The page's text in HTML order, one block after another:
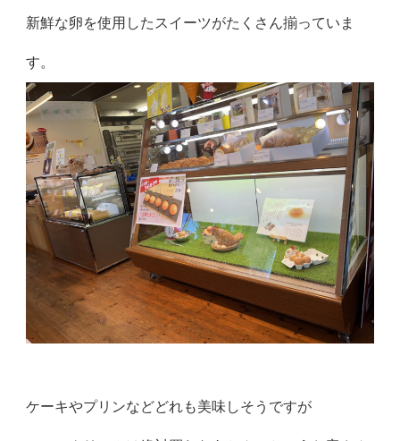
新鮮な卵を使用したスイーツがたくさん揃っていま
す。
ケーキやプリンなどどれも美味しそうですが